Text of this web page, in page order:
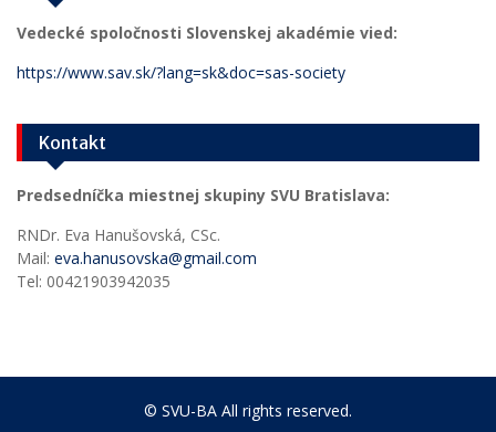
Vedecké spoločnosti Slovenskej akadémie vied:
https://www.sav.sk/?lang=sk&doc=sas-society
Kontakt
Predsedníčka miestnej skupiny SVU Bratislava:
RNDr. Eva Hanušovská, CSc.
Mail: eva.hanusovska@gmail.com
Tel: 00421903942035
© SVU-BA All rights reserved.